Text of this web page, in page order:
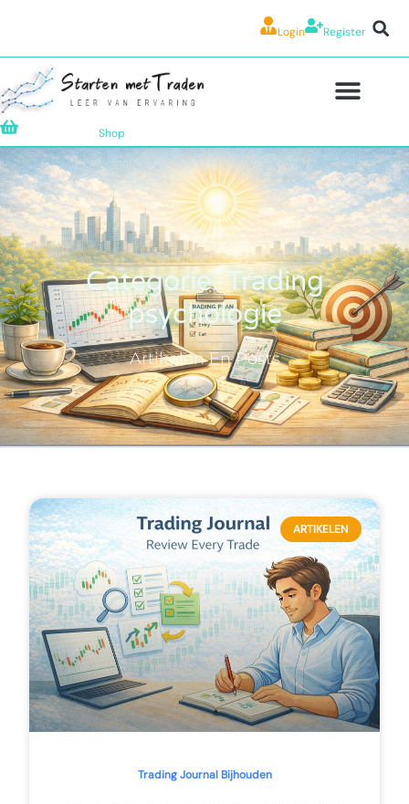
Login Register
Shop
Categorie: Trading
psychologie
Artikelen En Posts
ARTIKELEN
Trading Journal Bijhouden